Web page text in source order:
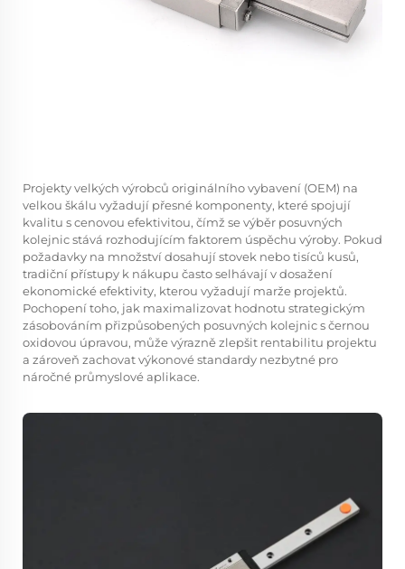
Projekty velkých výrobců originálního vybavení (OEM) na
velkou škálu vyžadují přesné komponenty, které spojují
kvalitu s cenovou efektivitou, čímž se výběr posuvných
kolejnic stává rozhodujícím faktorem úspěchu výroby. Pokud
požadavky na množství dosahují stovek nebo tisíců kusů,
tradiční přístupy k nákupu často selhávají v dosažení
ekonomické efektivity, kterou vyžadují marže projektů.
Pochopení toho, jak maximalizovat hodnotu strategickým
zásobováním přizpůsobených posuvných kolejnic s černou
oxidovou úpravou, může výrazně zlepšit rentabilitu projektu
a zároveň zachovat výkonové standardy nezbytné pro
náročné průmyslové aplikace.